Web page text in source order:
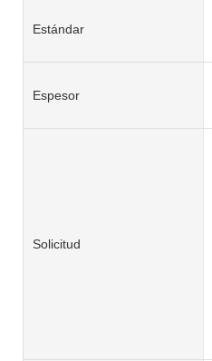
Estándar
Espesor
Solicitud